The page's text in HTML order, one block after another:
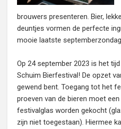
brouwers presenteren. Bier,
deuntjes vormen de perfecte
mooie laatste
Op 24 september 2023 is het
Schuim Bierfestival! De opzet
gewend bent. Toegang tot het
proeven van de bieren moet
festivalglas worden gekocht
zijn niet toegestaan). Hiermee